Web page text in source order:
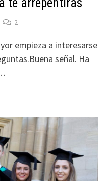
2
empieza a interesarse
señal. Ha